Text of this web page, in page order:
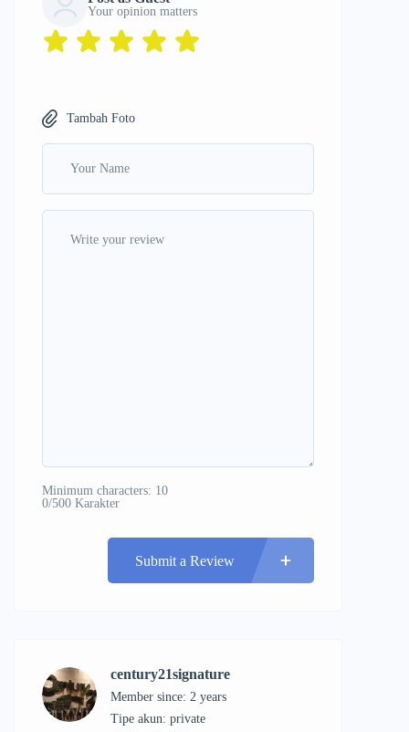
Your opinion matters
Tambah Foto
Minimum characters: 10
0/500 Karakter
Submit a Review
century21signature
Member since: 2 years
tipe akun: private